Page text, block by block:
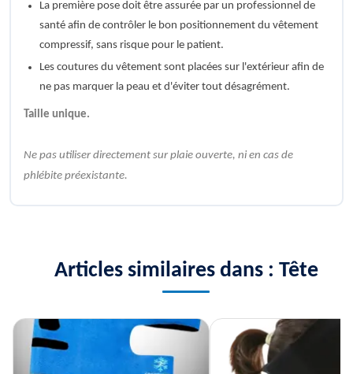
La première pose doit être assurée par un professionnel de
santé afin de contrôler le bon positionnement du vêtement
compressif, sans risque pour le patient.
Les coutures du vêtement sont placées sur l'extérieur afin de
ne pas marquer la peau et d'éviter tout désagrément.
Taille unique.
Ne pas utiliser directement sur plaie ouverte, ni en cas de
phlébite préexistante.
Articles similaires dans : Tête